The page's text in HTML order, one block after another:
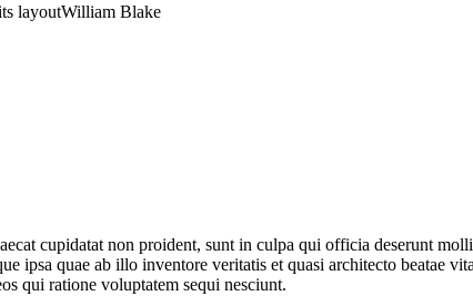
layoutWilliam Blake
cupidatat non proident, sunt in culpa qui officia deserunt
ipsa quae ab illo inventore veritatis et quasi architecto beatae
qui ratione voluptatem sequi nesciunt.